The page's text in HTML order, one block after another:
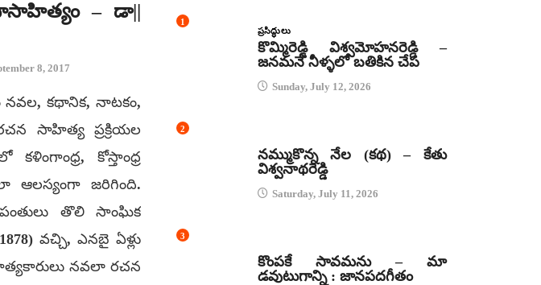
– డా||
8, 2017
కథానిక, నాటకం,
సాహిత్య ప్రక్రియల
కోస్తాంధ్ర
ఆలస్యంగా జరిగింది.
పంతులు తొలి సాంఘిక
వచ్చి, ఎనబై ఏళ్లు
నవలా రచన
1
ప్రసిద్ధులు
కొమ్మిరెడ్డి విశ్వమోహనరెడ్డి –
జనమనే నీళ్ళలో బతికిన చేప
Sunday, July 12, 2026
2
నమ్ముకొన్న నేల (కథ) – కేతు
విశ్వనాథరెడ్డి
Saturday, July 11, 2026
3
కొంపకే సావమను – మా
డవుటుగాన్ని : జానపదగీతం